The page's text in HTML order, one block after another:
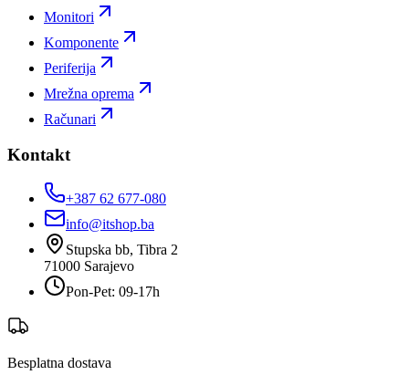
Monitori
Komponente
Periferija
Mrežna oprema
Računari
Kontakt
+387 62 677-080
info@itshop.ba
Stupska bb, Tibra 2
71000 Sarajevo
Pon-Pet: 09-17h
Besplatna dostava